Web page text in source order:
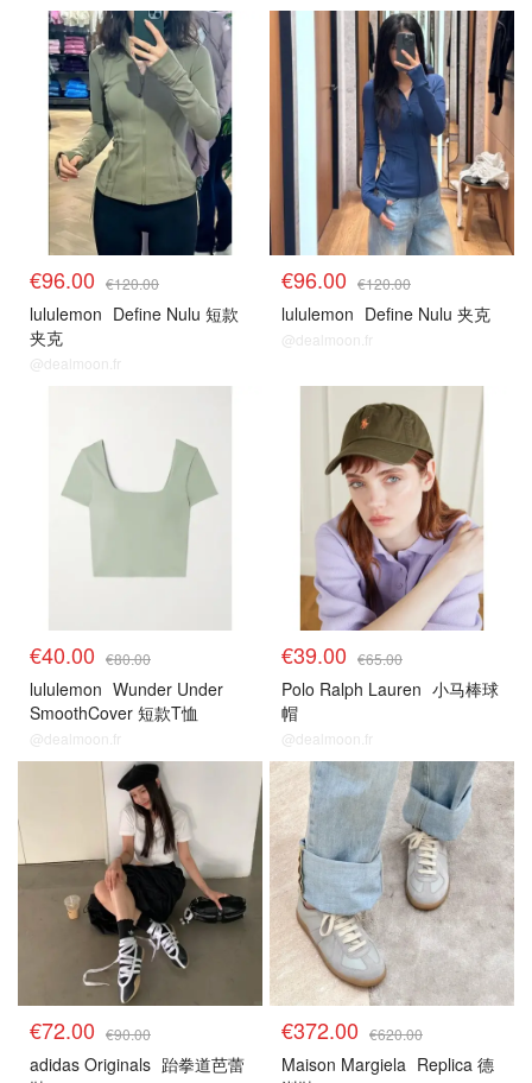
€96.00 €120.00
lululemon Define Nulu 短款
夹克
@dealmoon.fr
€96.00 €120.00
lululemon Define Nulu 夹克
@dealmoon.fr
€40.00 €80.00
lululemon Wunder Under
SmoothCover 短款T恤
@dealmoon.fr
€39.00 €65.00
Polo Ralph Lauren 小马棒球
帽
@dealmoon.fr
€72.00 €90.00
adidas Originals 跆拳道芭蕾
€372.00 €620.00
Maison Margiela Replica 德